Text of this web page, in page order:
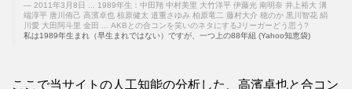
2011年3月8日 ... 1989年生：中田翔 中村美里 大竹洋平 伊藤光 南明奈 井上裕大 溝
端淳平 唐川侑己 高濱卓也 椋原健太 道重さゆみ 柏原竜二 藤村大介 穂のか 黒川智花 絹
川愛 大田阿斗里 金田 ... AKBとの合コンを笑いのネタにするJリーガーどう思う?
私は1989年生まれ（早生まれではない）ですが、一つ上の88年組 (Yahoo知恵袋)
ここで当サイトの人工知能の分析した、高濱卓也と合コン